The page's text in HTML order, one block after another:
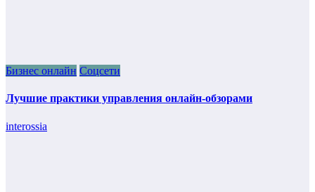
Бизнес онлайн Соцсети
Лучшие практики управления онлайн-обзорами
interossia